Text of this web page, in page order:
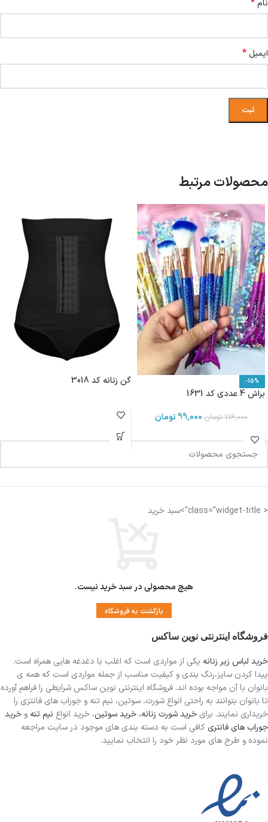
نام
ایمیل *
محصولات مرتبط
-15%
براش 4 عددی کد 1631
116,000 تومان99,000 تومان
گن زنانه کد 3018
< class="widget-title">سبد خرید
هیچ محصولی در سبد خرید نیست.
بازگشت به فروشگاه
فروشگاه اینترنتی نوین ساکس
خرید لباس زیر زنانه یکی از مواردی است که اغلب با دغدغه هایی همراه است.
پیدا کردن سایز،رنگ بندی و کیفیت مناسب از جمله مواردی است که همه ی
بانوان با آن مواجه بوده اند. فروشگاه اینترنتی نوین ساکس شرایطی را فراهم آورده
تا بانوان بتوانند به راحتی انواع شورت، سوتین، نیم تنه و جوراب های فانتزی را
خریداری نمایند. برای خرید شورت زنانه، خرید سوتین، خرید انواع نیم تنه و خرید
جوراب های فانتری کافی است به دسته بندی های موجود در سایت مراجعه
نموده و طرح های مورد نظر خود را انتخاب نمایید.